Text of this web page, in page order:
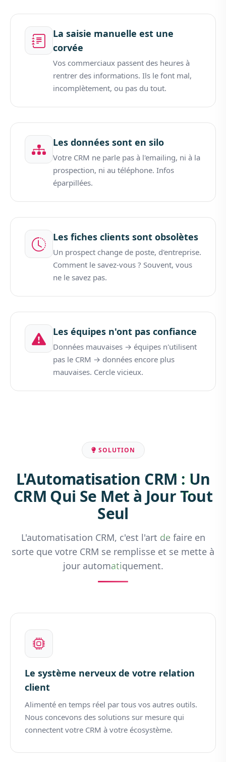
La saisie manuelle est une
corvée
Vos commerciaux passent des heures à
rentrer des informations. Ils le font mal,
incomplètement, ou pas du tout.
Les données sont en silo
Votre CRM ne parle pas à l'emailing, ni à la
prospection, ni au téléphone. Infos
éparpillées.
Les fiches clients sont obsolètes
Un prospect change de poste, d'entreprise.
Comment le savez-vous ? Souvent, vous
ne le savez pas.
Les équipes n'ont pas confiance
Données mauvaises → équipes n'utilisent
pas le CRM → données encore plus
mauvaises. Cercle vicieux.
SOLUTION
L'Automatisation CRM : Un
CRM Qui Se Met à Jour Tout
Seul
L'automatisation CRM, c'est l'art de faire en
sorte que votre CRM se remplisse et se mette à
jour automatiquement.
Le système nerveux de votre relation
client
Alimenté en temps réel par tous vos autres outils.
Nous concevons des solutions sur mesure qui
connectent votre CRM à votre écosystème.